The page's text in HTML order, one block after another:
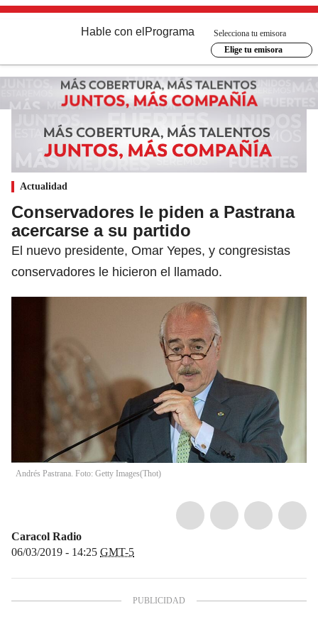
Hable con el Programa
Selecciona tu emisora
Elige tu emisora
Actualidad
Conservadores le piden a Pastrana
acercarse a su partido
El nuevo presidente, Omar Yepes, y congresistas
conservadores le hicieron el llamado.
Andrés Pastrana. Foto: Getty Images(Thot)
Caracol Radio
06/03/2019 - 14:25 GMT-5